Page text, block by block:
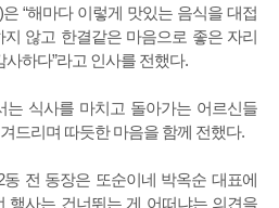
“해마다 이렇게 맛있는 음식을 대접
지 않고 한결같은 마음으로 좋은 자리
하다”라고 인사를 전했다.
는 식사를 마치고 돌아가는 어르신들
드리며 따듯한 마음을 함께 전했다.
전 동장은 또순이네 박옥순 대표에
행사는 건너뛰는 게 어떠냐는 의견을